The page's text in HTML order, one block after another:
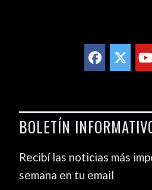
BOLETÍN
Recibí las noticias más
semana en tu email